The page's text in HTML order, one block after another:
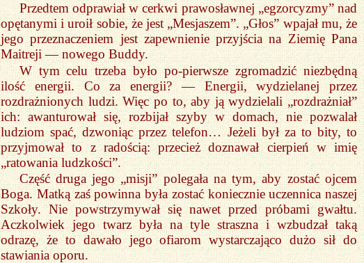
Przedtem odprawiał w cerkwi prawosławnej „egzorcyzmy” nad
opętanymi i uroił sobie, że jest „Mesjaszem”. „Głos” wpajał mu, że
jego przeznaczeniem jest zapewnienie przyjścia na Ziemię Pana
Maitreji — nowego Buddy.
W tym celu trzeba było po-pierwsze zgromadzić niezbędną
ilość energii. Co za energii? — Energii, wydzielanej przez
rozdrażnionych ludzi. Więc po to, aby ją wydzielali „rozdrażniał”
ich: awanturował się, rozbijał szyby w domach, nie pozwalał
ludziom spać, dzwoniąc przez telefon… Jeżeli był za to bity, to
przyjmował to z radością: przecież doznawał cierpień w imię
„ratowania ludzkości”.
Część druga jego „misji” polegała na tym, aby zostać ojcem
Boga. Matką zaś powinna była zostać koniecznie uczennica naszej
Szkoły. Nie powstrzymywał się nawet przed próbami gwałtu.
Aczkolwiek jego twarz była na tyle straszna i wzbudzał taką
odrazę, że to dawało jego ofiarom wystarczająco dużo sił do
stawiania oporu.